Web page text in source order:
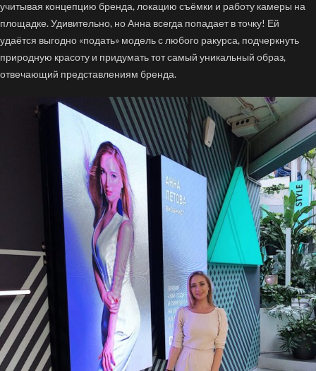
учитывая концепцию бренда, локацию съёмки и работу камеры на
площадке. Удивительно, но Анна всегда попадает в точку! Ей
удаётся выгодно «подать» модель с любого ракурса, подчеркнуть
природную красоту и придумать тот самый уникальный образ,
отвечающий представлениям бренда.